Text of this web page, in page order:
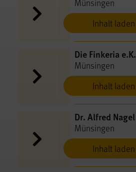
Inhalt laden
Inhalt laden
Die Finkeria e.K.
Münsingen
Inhalt laden
Dr. Alfred Nagel
Münsingen